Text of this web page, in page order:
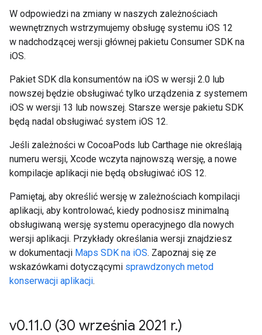
W odpowiedzi na zmiany w naszych zależnościach
wewnętrznych wstrzymujemy obsługę systemu iOS 12
w nadchodzącej wersji głównej pakietu Consumer SDK na
iOS.
Pakiet SDK dla konsumentów na iOS w wersji 2.0 lub
nowszej będzie obsługiwać tylko urządzenia z systemem
iOS w wersji 13 lub nowszej. Starsze wersje pakietu SDK
będą nadal obsługiwać system iOS 12.
Jeśli zależności w CocoaPods lub Carthage nie określają
numeru wersji, Xcode wczyta najnowszą wersję, a nowe
kompilacje aplikacji nie będą obsługiwać iOS 12.
Pamiętaj, aby określić wersję w zależnościach kompilacji
aplikacji, aby kontrolować, kiedy podnosisz minimalną
obsługiwaną wersję systemu operacyjnego dla nowych
wersji aplikacji. Przykłady określania wersji znajdziesz
w dokumentacji Maps SDK na iOS. Zapoznaj się ze
wskazówkami dotyczącymi sprawdzonych metod
konserwacji aplikacji.
v0.11.0 (30 września 2021 r.)